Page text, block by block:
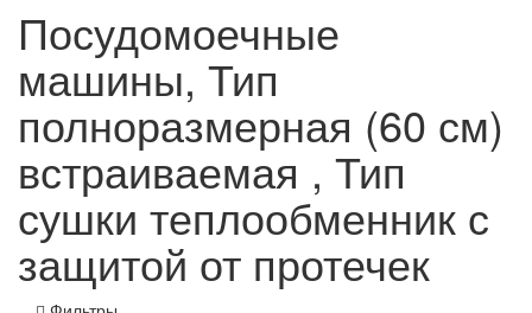
Посудомоечные
машины, Тип
полноразмерная (60 см)
встраиваемая , Тип
сушки теплообменник с
защитой от протечек